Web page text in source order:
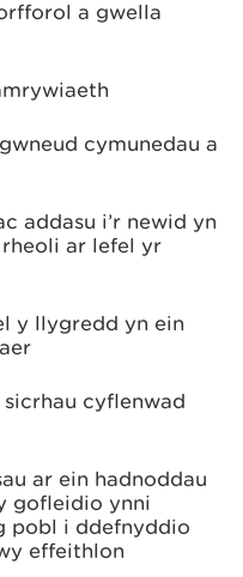
a gwella
cymunedau a
addasu i’r newid yn
ar lefel yr
y llygredd yn ein
cyflenwad
ar ein hadnoddau
gofleidio ynni
pobl i ddefnyddio
effeithlon